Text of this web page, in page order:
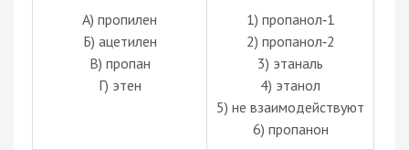
А) пропилен
Б) ацетилен
В) пропан
Г) этен
1) пропанол‑1
2) пропанол‑2
3) этаналь
4) этанол
5) не взаимодействуют
6) пропанон